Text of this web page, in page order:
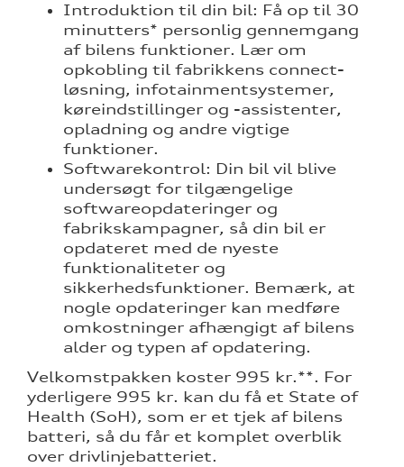
Introduktion til din bil: Få op til 30
minutters* personlig gennemgang
af bilens funktioner. Lær om
opkobling til fabrikkens connect-
løsning, infotainmentsystemer,
køreindstillinger og -assistenter,
opladning og andre vigtige
funktioner.
Softwarekontrol: Din bil vil blive
undersøgt for tilgængelige
softwareopdateringer og
fabrikskampagner, så din bil er
opdateret med de nyeste
funktionaliteter og
sikkerhedsfunktioner. Bemærk, at
nogle opdateringer kan medføre
omkostninger afhængigt af bilens
alder og typen af opdatering.
Velkomstpakken koster 995 kr.**. For
yderligere 995 kr. kan du få et State of
Health (SoH), som er et tjek af bilens
batteri, så du får et komplet overblik
over drivlinjebatteriet.